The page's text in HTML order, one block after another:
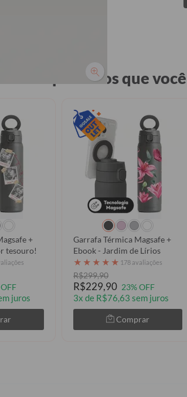
viu os produtos que
+
tesouro!
juros
Garrafa Térmica Magsafe +
Ebook - Jardim de Lírios
★ ★ ★ ★ ★ 178 avaliações
R$299,90
R$229,90 23% OFF
3x de R$76,63 sem juros
Comprar